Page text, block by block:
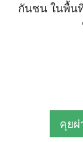
กันชน ในพื้น
คุยผ่